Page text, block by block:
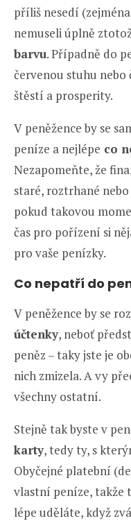
příliš nesedí
nemuseli úplně
barvu. Případně do
červenou stuhu nebo
štěstí a prosperity.
V peněžence by se
peníze a nejlépe co
Nezapomeňte, že
staré, roztrhané
pokud takovou
čas pro pořízení si
pro vaše penízky.
Co nepatří do
V peněžence by se
účtenky, neboť
peněz – taky jste je
nich zmizela. A vy
všechny ostatní.
Stejně tak byste v
karty, tedy ty, s
Obyčejné platební
vlastní peníze, takže
lépe uděláte, když